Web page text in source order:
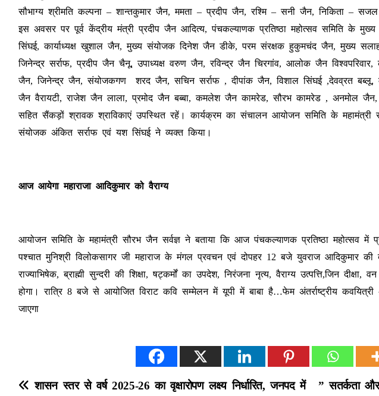
सौभाग्य श्रीमति कल्पना – शान्तकुमार जैन, ममता – प्रदीप जैन, रश्मि – सनी जैन, निकिता –
इस अवसर पर पूर्व केंद्रीय मंत्री प्रदीप जैन आदित्य, पंचकल्याणक प्रतिष्ठा महोत्सव समिति के
सिंघई, कार्याध्यक्ष खुशाल जैन, मुख्य संयोजक दिनेश जैन डीके, परम संरक्षक हुकुमचंद जैन, मुख्य
जिनेन्द्र सर्राफ, प्रदीप जैन चैनू, उपाध्यक्ष वरुण जैन, रविन्द्र जैन चिरगांव, आलोक जैन विश्वपरिवार,
जैन, जिनेन्द्र जैन, संयोजकगण शरद जैन, सचिन सर्राफ , दीपांक जैन, विशाल सिंघई ,देवव्रत
जैन वैरायटी, राजेश जैन लाला, प्रमोद जैन बब्बा, कमलेश जैन कामरेड, सौरभ कामरेड , अनमोल
सहित सैंकड़ों श्रावक श्राविकाएं उपस्थित रहें। कार्यक्रम का संचालन आयोजन समिति के महामंत्री
संयोजक अंकित सर्राफ एवं यश सिंघई ने व्यक्त किया।
आज आयेगा महाराजा आदिकुमार को वैराग्य
आयोजन समिति के महामंत्री सौरभ जैन सर्वज्ञ ने बताया कि आज पंचकल्याणक प्रतिष्ठा महोत्सव में
पश्चात मुनिश्री विलोकसागर जी महाराज के मंगल प्रवचन एवं दोपहर 12 बजे युवराज आदिकुमार की
राज्याभिषेक, ब्राह्मी सुन्दरी की शिक्षा, षट्कर्मों का उपदेश, निरंजना नृत्य, वैराग्य उत्पत्ति,जिन
होगा। रात्रि 8 बजे से आयोजित विराट कवि सम्मेलन में यूपी में बाबा है…फेम अंतर्राष्ट्रीय कवयित्री
जाएगा
P ” सतर्कता
शासन स्तर से वर्ष 2025-26 का वृक्षारोपण लक्ष्य निर्धारित, जनपद में